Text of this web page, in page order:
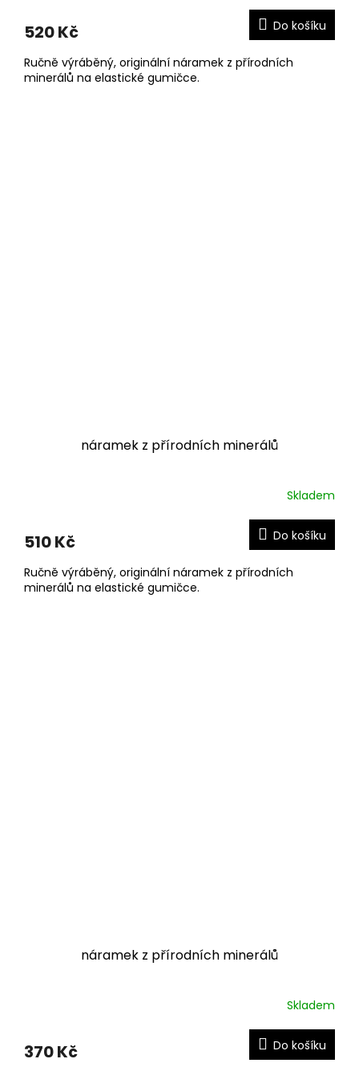
520 Kč Do košíku
Ručně výráběný, originální náramek z přírodních
minerálů na elastické gumičce.
náramek z přírodních minerálů
Skladem
510 Kč Do košíku
Ručně výráběný, originální náramek z přírodních
minerálů na elastické gumičce.
náramek z přírodních minerálů
Skladem
370 Kč Do košíku